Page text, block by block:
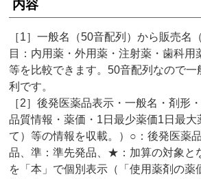
内容
［1］一般名（50音配列）から販売名
目：内用薬・外用薬・注射薬・歯科用
等を比較できます。50音配列なので一
利です。
［2］後発医薬品表示・一般名・剤形
品質情報・薬価・1日最少薬価1日最大
て）等の情報を収載。）○：後発医薬
品、準：準先発品、★：加算の対象と
を「本」で個別表示（「使用薬剤の薬